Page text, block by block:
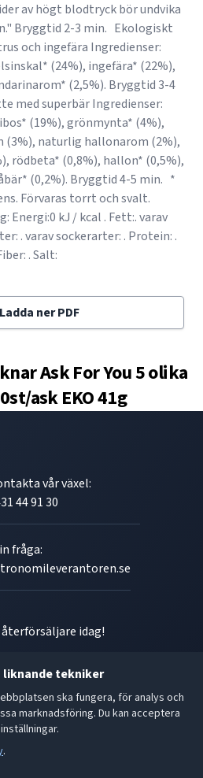
liknande tekniker
ska fungera, för analys och
marknadsföring. Du kan acceptera
.
av högt blodtryck bör undvika
Bryggtid 2-3 min. Ekologiskt
och ingefära Ingredienser:
(24%), ingefära* (22%),
(2,5%). Bryggtid 3-4
med superbär Ingredienser:
(19%), grönmynta* (4%),
(3%), naturlig hallonarom (2%),
rödbeta* (0,8%), hallon* (0,5%),
(0,2%). Bryggtid 4-5 min. *
Förvaras torrt och svalt.
Energi:0 kJ / kcal . Fett:. varav
. varav sockerarter: . Protein: .
. Salt:
Ladda ner PDF
Ask For You 5 olika
ask EKO 41g
vår växel:
44 91 30
fråga:
idag!
21 B, 262 72
Orgnr: 556493-5780